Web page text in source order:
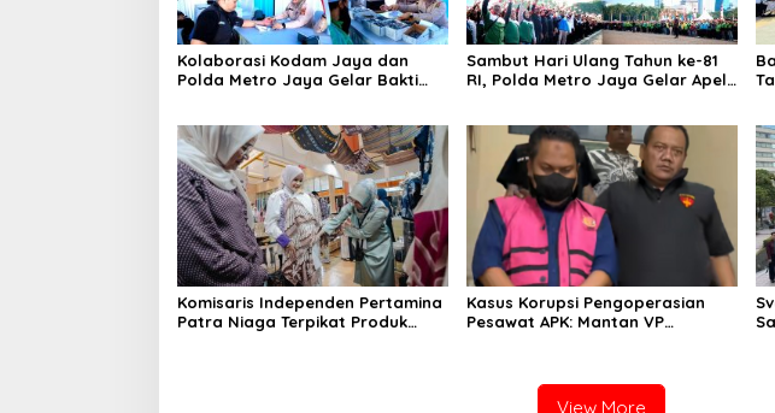
Kolaborasi Kodam Jaya dan
Polda Metro Jaya Gelar Bakti
Sambut Hari Ulang Tahun ke-81
RI, Polda Metro Jaya Gelar Apel
Komisaris Independen Pertamina
Patra Niaga Terpikat Produk
Kasus Korupsi Pengoperasian
Pesawat APK: Mantan VP
View More